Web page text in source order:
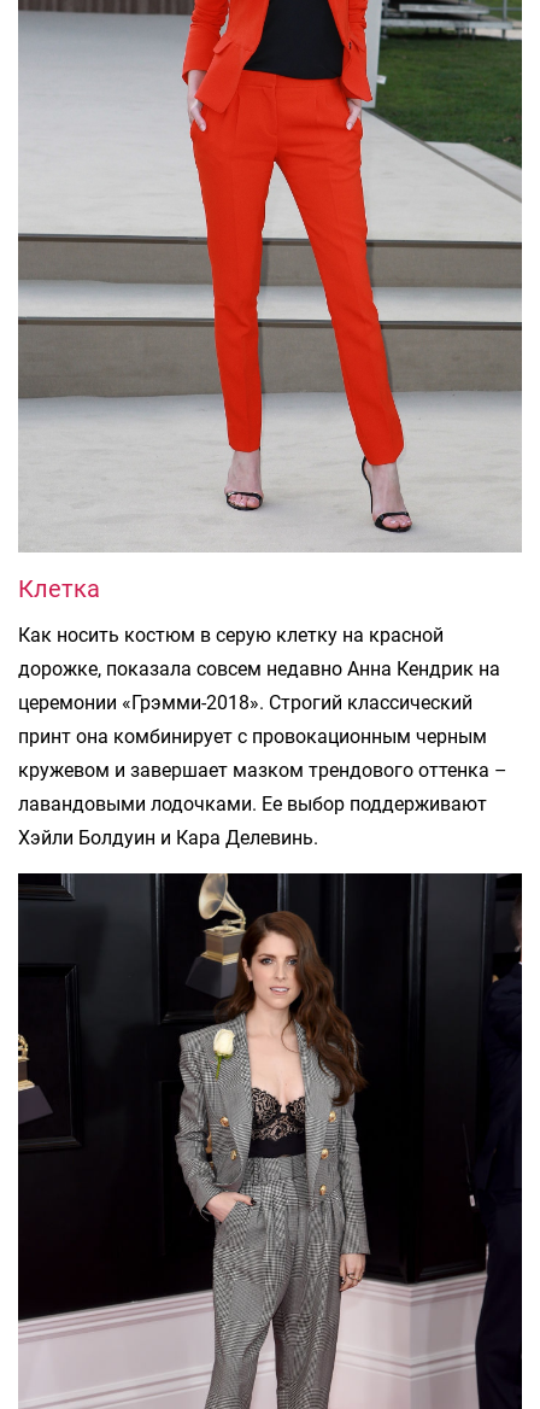
Клетка
Как носить костюм в серую клетку на красной
дорожке, показала совсем недавно Анна Кендрик на
церемонии «Грэмми-2018». Строгий классический
принт она комбинирует с провокационным черным
кружевом и завершает мазком трендового оттенка –
лавандовыми лодочками. Ее выбор поддерживают
Хэйли Болдуин и Кара Делевинь.